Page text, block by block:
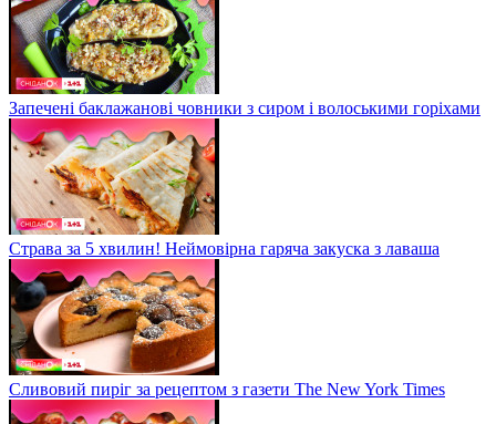
Запечені баклажанові човники з сиром і волоськими горіхами
Страва за 5 хвилин! Неймовірна гаряча закуска з лаваша
Сливовий пиріг за рецептом з газети The New York Times